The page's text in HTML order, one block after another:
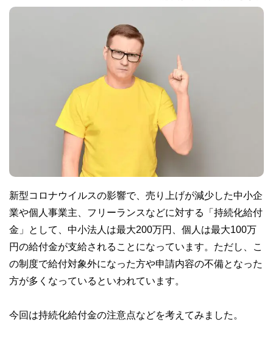
新型コロナウイルスの影響で、売り上げが減少した中小企
業や個人事業主、フリーランスなどに対する「持続化給付
金」として、中小法人は最大200万円、個人は最大100万
円の給付金が支給されることになっています。ただし、こ
の制度で給付対象外になった方や申請内容の不備となった
方が多くなっているといわれています。
今回は持続化給付金の注意点などを考えてみました。